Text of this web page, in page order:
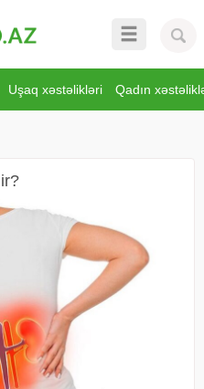
Uşaq xəstəlikləri Qadın